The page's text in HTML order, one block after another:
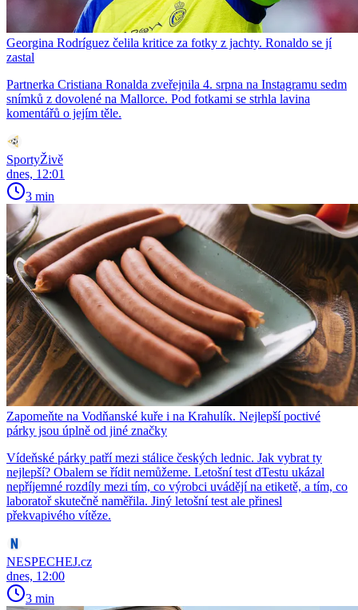
Georgina Rodríguez čelila kritice za fotky z jachty. Ronaldo se jí
zastal
Partnerka Cristiana Ronalda zveřejnila 4. srpna na Instagramu sedm
snímků z dovolené na Mallorce. Pod fotkami se strhla lavina
komentářů o jejím těle.
SportyŽivě
dnes, 12:01
3 min
Zapomeňte na Vodňanské kuře i na Krahulík. Nejlepší poctivé
párky jsou úplně od jiné značky
Vídeňské párky patří mezi stálice českých lednic. Jak vybrat ty
nejlepší? Obalem se řídit nemůžeme. Letošní test dTestu ukázal
nepříjemné rozdíly mezi tím, co výrobci uvádějí na etiketě, a tím, co
laboratoř skutečně naměřila. Jiný letošní test ale přinesl
překvapivého vítěze.
NESPECHEJ.cz
dnes, 12:00
3 min